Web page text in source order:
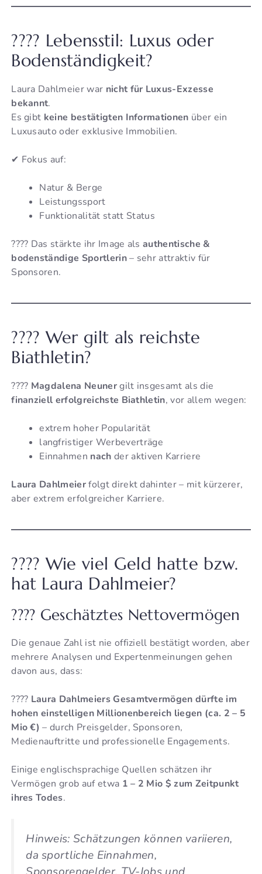
???? Lebensstil: Luxus oder
Bodenständigkeit?
Laura Dahlmeier war nicht für Luxus-Exzesse
bekannt.
Es gibt keine bestätigten Informationen über ein
Luxusauto oder exklusive Immobilien.
✔ Fokus auf:
Natur & Berge
Leistungssport
Funktionalität statt Status
???? Das stärkte ihr Image alsauthentische &
bodenständige Sportlerin– sehr attraktiv für
Sponsoren.
???? Wer gilt als reichste
Biathletin?
???? Magdalena Neunergilt insgesamt als die
finanziell erfolgreichste Biathletin, vor allem wegen:
extrem hoher Popularität
langfristiger Werbeverträge
Einnahmen nach der aktiven Karriere
Laura Dahlmeierfolgt direkt dahinter – mit kürzerer,
aber extrem erfolgreicher Karriere.
???? Wie viel Geld hatte bzw.
hat Laura Dahlmeier?
???? Geschätztes Nettovermögen
Die genaue Zahl ist nie offiziell bestätigt worden, aber
mehrere Analysen und Expertenmeinungen gehen
davon aus, dass:
???? Laura Dahlmeiers Gesamtvermögen dürfte im
hohen einstelligen Millionenbereich liegen (ca. 2 – 5
Mio €) – durch Preisgelder, Sponsoren,
Medienauftritte und professionelle Engagements.
Einige englischsprachige Quellen schätzen ihr
Vermögen grob auf etwa 1 – 2 Mio $ zum Zeitpunkt
ihres Todes.
Hinweis: Schätzungen können variieren,
da sportliche Einnahmen,